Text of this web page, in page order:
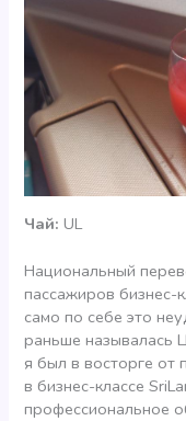
Чай:UL
Национальный
пассажиров
само по себе это
раньше называлась
я был в восторге от
в бизнес-классе
профессиональное